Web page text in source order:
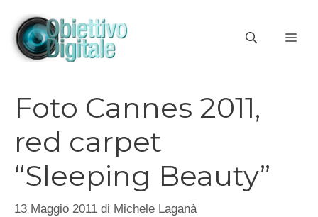
contenuto
Foto Cannes 2011,
red carpet
“Sleeping Beauty”
13 Maggio 2011 di Michele Laganà